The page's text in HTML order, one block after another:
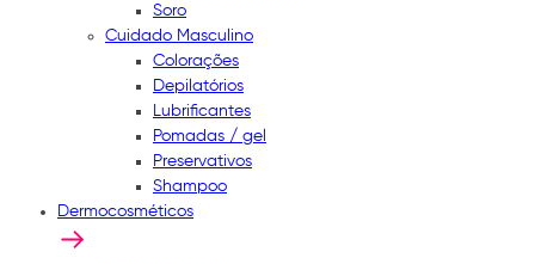
Soro
Cuidado Masculino
Colorações
Depilatórios
Lubrificantes
Pomadas / gel
Preservativos
Shampoo
Dermocosméticos